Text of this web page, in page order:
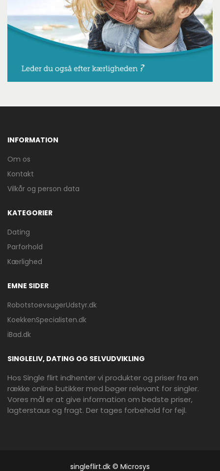
INFORMATION
Om os
Kontakt
Vilkår og person data
KATEGORIER
Dating
Parforhold
Kærlighed
EMNE SIDER
RobotstoevsugerUdstyr.dk
KoekkenSpecialisten.dk
iBad.dk
SINGLELIV, DATING OG SELVUDVIKLING
Hos Single flirt indhenter vi produkter og priser fra en
række online butikker med bøger relevant for singler.
Vores mål er at give information om bedste priser,
lagterstaus og fragt. Der tages forbehold for fejl.
singleflirt.dk © Microsys